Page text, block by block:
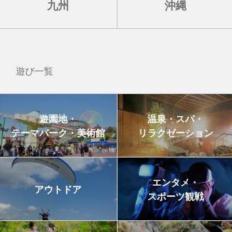
九州 沖縄
遊び一覧
遊園地・
テーマパーク・美術館
温泉・スパ・
リラクゼーション
アウトドア
エンタメ・
スポーツ観戦